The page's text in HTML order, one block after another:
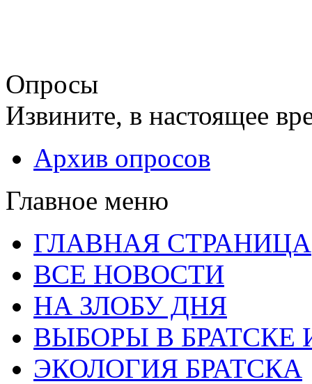
Опросы
Извините, в настоящее
Архив опросов
Главное меню
ГЛАВНАЯ СТРАНИЦА
ВСЕ НОВОСТИ
НА ЗЛОБУ ДНЯ
ВЫБОРЫ В БРАТСКЕ
ЭКОЛОГИЯ БРАТСКА